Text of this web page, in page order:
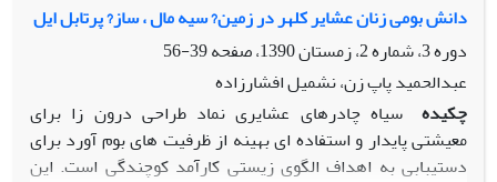
دانش بومی زنان عشایر کلهر در زمین? سیه مال ، ساز? پرتابل ایل
دوره 3، شماره 2، زمستان 1390، صفحه
39-56
عبدالحمید پاپ زن، نشمیل افشارزاده
چکیده سیاه چادرهای عشایری نماد طراحی درون زا برای
معیشتی پایدار و استفاده ای بهینه از ظرفیت های بوم آورد برای
دستیبابی به اهداف الگوی زیستی کارآمد کوچندگی است. این